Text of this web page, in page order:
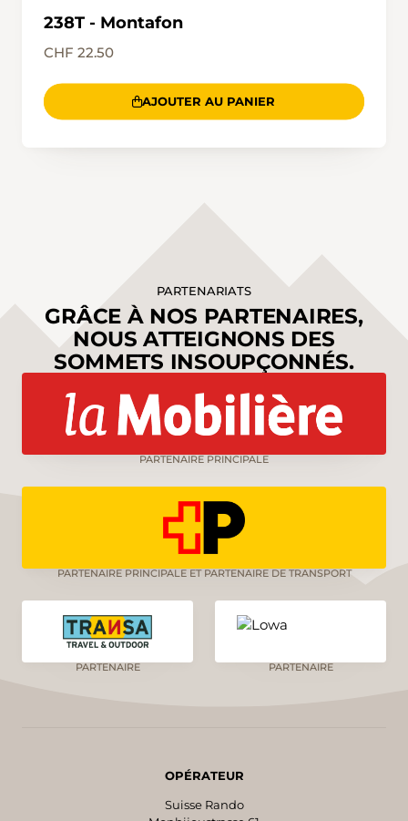
238T - Montafon
CHF 22.50
AJOUTER AU PANIER
PARTENARIATS
GRÂCE À NOS PARTENAIRES,
NOUS ATTEIGNONS DES
SOMMETS INSOUPÇONNÉS.
PARTENAIRE PRINCIPALE
PARTENAIRE PRINCIPALE ET PARTENAIRE DE TRANSPORT
PARTENAIRE PARTENAIRE
OPÉRATEUR
Suisse Rando